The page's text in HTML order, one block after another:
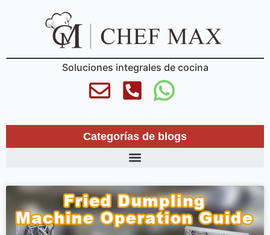
Soluciones integrales de cocina
Categorías de blogs